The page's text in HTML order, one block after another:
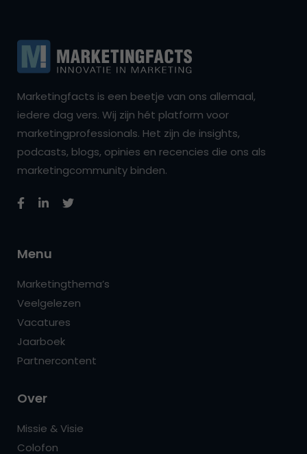
Marketingfacts is een beetje van ons allemaal,
iedere dag vers. Wij zijn hét platform voor
marketingprofessionals. Het zijn de insights,
podcasts, blogs, opinies en recencies die ons als
marketingcommunity binden.
Menu
Marketingthema’s
Veelgelezen
Vacatures
Jaarboek
Partnercontent
Over
Missie & Visie
Colofon